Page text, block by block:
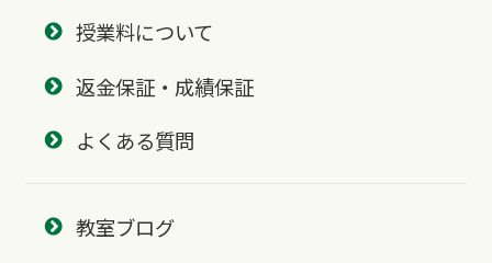
授業料について
返金保証・成績保証
よくある質問
教室ブログ